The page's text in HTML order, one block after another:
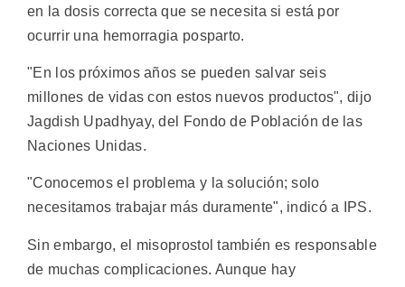
en la dosis correcta que se necesita si está por
ocurrir una hemorragia posparto.
"En los próximos años se pueden salvar seis
millones de vidas con estos nuevos productos", dijo
Jagdish Upadhyay, del Fondo de Población de las
Naciones Unidas.
"Conocemos el problema y la solución; solo
necesitamos trabajar más duramente", indicó a IPS.
Sin embargo, el misoprostol también es responsable
de muchas complicaciones. Aunque hay